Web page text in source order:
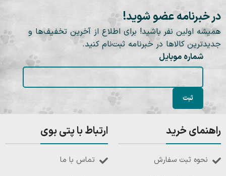
در خبرنامه عضو شوید!
همیشه اولین نفر باشید! برای اطلاع از آخرین تخفیف‌ها و
جدیدترین کالاها در خبرنامه ثبت‌نام کنید.
شماره موبایل
راهنمای خرید
نحوه ثبت سفارش
ارتباط با پتی بوی
تماس با ما